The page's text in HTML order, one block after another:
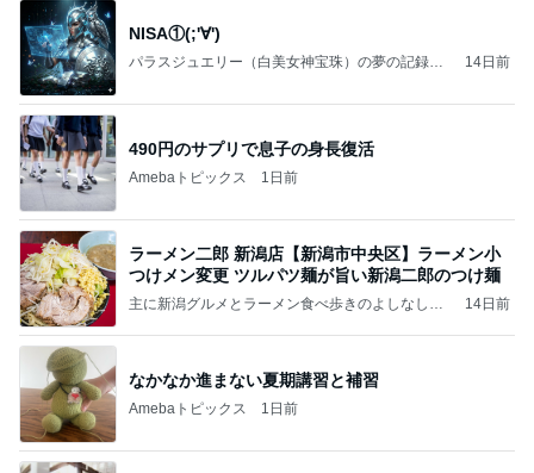
NISA①(;'∀')
パラスジュエリー（白美女神宝珠）の夢の記録
14日前
490円のサプリで息子の身長復活
Amebaトピックス 1日前
ラーメン二郎 新潟店【新潟市中央区】ラーメン小
つけメン変更 ツルパツ麺が旨い新潟二郎のつけ麺
主に新潟グルメとラーメン食べ歩きのよしなしご
14日前
なかなか進まない夏期講習と補習
Amebaトピックス 1日前